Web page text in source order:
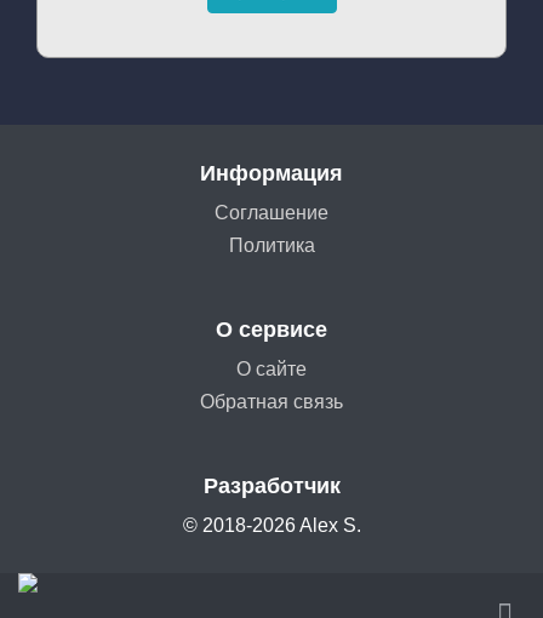
Информация
Соглашение
Политика
О сервисе
О сайте
Обратная связь
Разработчик
© 2018-2026 Alex S.